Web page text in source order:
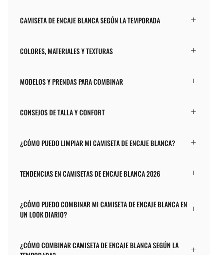
CAMISETA DE ENCAJE BLANCA SEGÚN LA TEMPORADA
COLORES, MATERIALES Y TEXTURAS
MODELOS Y PRENDAS PARA COMBINAR
CONSEJOS DE TALLA Y CONFORT
¿CÓMO PUEDO LIMPIAR MI CAMISETA DE ENCAJE BLANCA?
TENDENCIAS EN CAMISETAS DE ENCAJE BLANCA 2026
¿CÓMO PUEDO COMBINAR MI CAMISETA DE ENCAJE BLANCA EN
UN LOOK DIARIO?
¿CÓMO COMBINAR CAMISETA DE ENCAJE BLANCA SEGÚN LA